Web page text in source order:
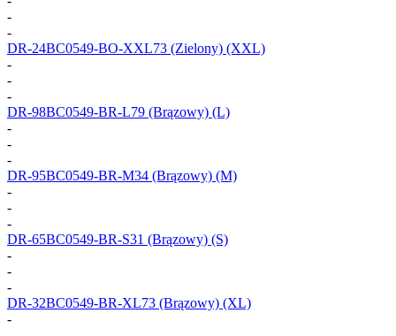
-
-
DR-24BC0549-BO-XXL73 (Zielony) (XXL)
-
-
-
DR-98BC0549-BR-L79 (Brązowy) (L)
-
-
-
DR-95BC0549-BR-M34 (Brązowy) (M)
-
-
-
DR-65BC0549-BR-S31 (Brązowy) (S)
-
-
-
DR-32BC0549-BR-XL73 (Brązowy) (XL)
-